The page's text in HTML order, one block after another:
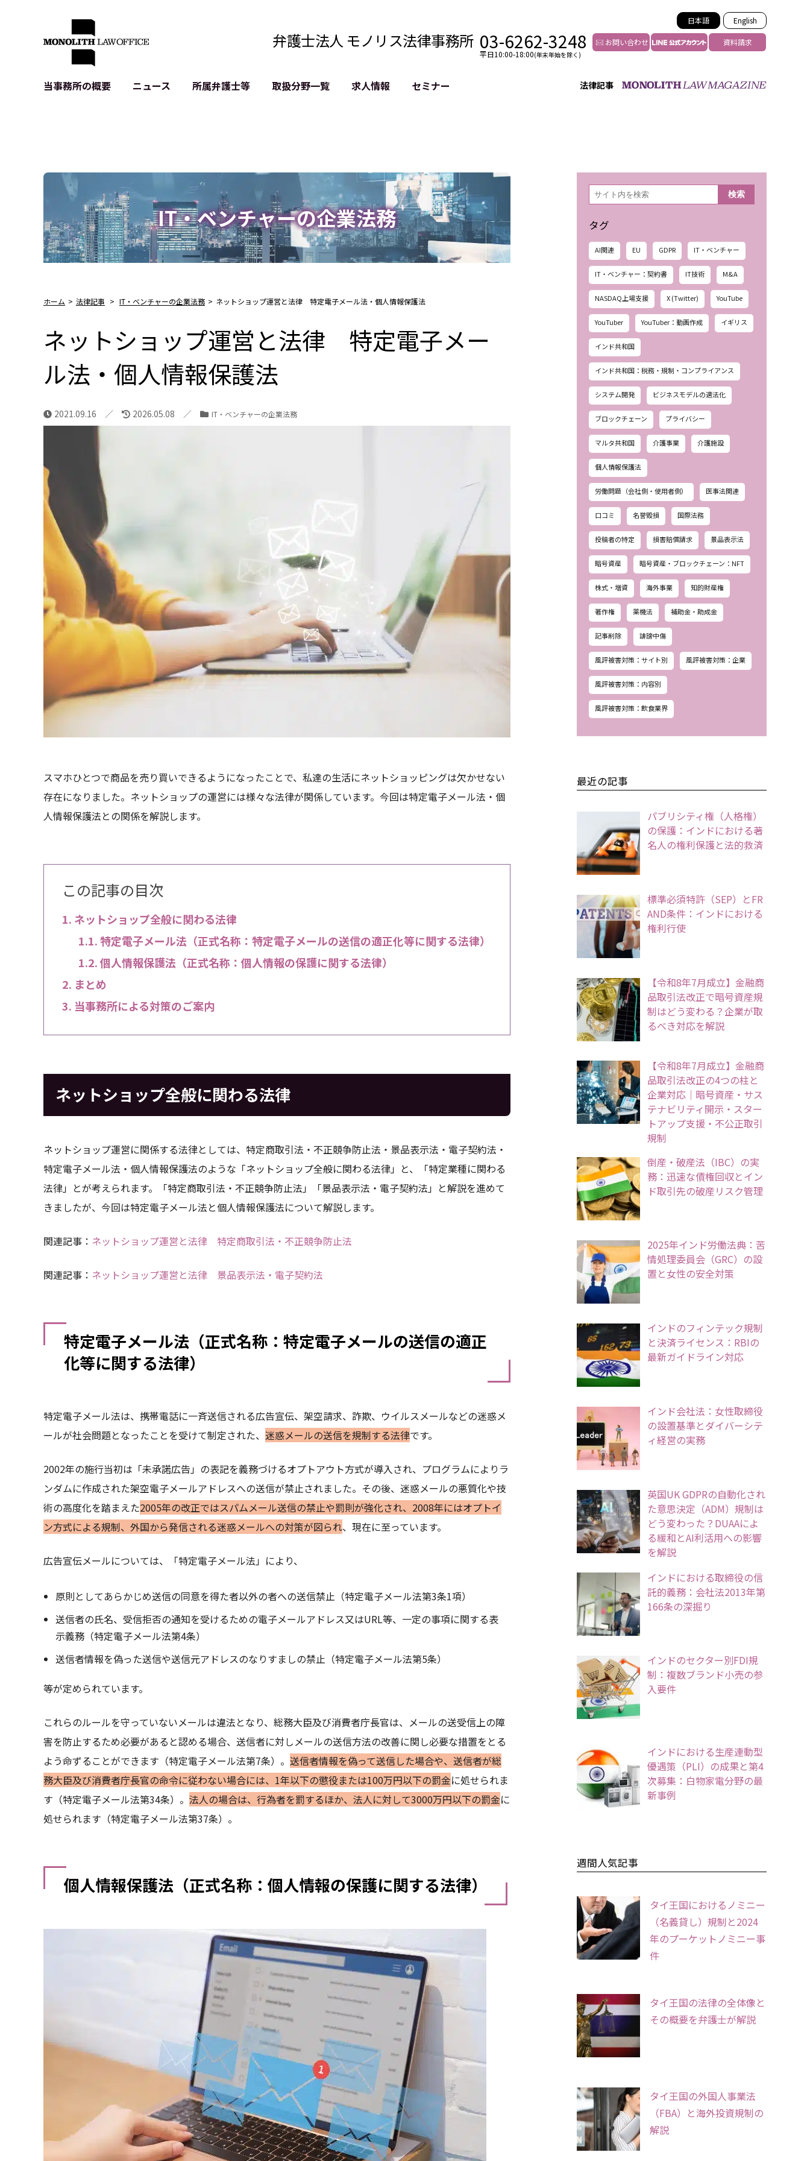
日本語 English
弁護士法人 モノリス法律事務所 03-6262-3248
平日10:00-18:00(年末年始を除く)
お問い合わせ 資料請求
法律記事
当事務所の概要
アクセス
ニュース 所属弁護士等 取扱分野一覧
IPO（上場）支援
生成AI関連法務
記事・LPの薬機法等チェック
D2C等の不正転売対策
サイバー犯罪の刑事告訴等
GDPR対応支援
リスティング汚染の削除対策
過去の芸能等活動の削除
YouTube等SNSのM&A
求人情報 セミナー
IT・ベンチャーの企業法務
ホーム > 法律記事 > IT・ベンチャーの企業法務 > ネットショップ運営と法律 特定電子メール法・個人情報保護法
ネットショップ運営と法律 特定電子メー
ル法・個人情報保護法
2021.09.16 2026.05.08 IT・ベンチャーの企業法務
スマホひとつで商品を売り買いできるようになったことで、私達の生活にネットショッピングは欠かせない
存在になりました。ネットショップの運営には様々な法律が関係しています。今回は特定電子メール法・個
人情報保護法との関係を解説します。
この記事の目次
ネットショップ全般に関わる法律
特定電子メール法（正式名称：特定電子メールの送信の適正化等に関する法律）
個人情報保護法（正式名称：個人情報の保護に関する法律）
まとめ
当事務所による対策のご案内
ネットショップ全般に関わる法律
ネットショップ運営に関係する法律としては、特定商取引法・不正競争防止法・景品表示法・電子契約法・
特定電子メール法・個人情報保護法のような「ネットショップ全般に関わる法律」と、「特定業種に関わる
法律」とが考えられます。「特定商取引法・不正競争防止法」「景品表示法・電子契約法」と解説を進めて
きましたが、今回は特定電子メール法と個人情報保護法について解説します。
関連記事： ネットショップ運営と法律 特定商取引法・不正競争防止法
関連記事： ネットショップ運営と法律 景品表示法・電子契約法
特定電子メール法（正式名称：特定電子メールの送信の適正
化等に関する法律）
特定電子メール法は、携帯電話に一斉送信される広告宣伝、架空請求、詐欺、ウイルスメールなどの迷惑メ
ールが社会問題となったことを受けて制定された、 迷惑メールの送信を規制する法律です。
2002年の施行当初は「未承諾広告」の表記を義務づけるオプトアウト方式が導入され、プログラムによりラ
ンダムに作成された架空電子メールアドレスへの送信が禁止されました。その後、迷惑メールの悪質化や技
術の高度化を踏まえた2005年の改正ではスパムメール送信の禁止や罰則が強化され、2008年にはオプトイ
ン方式による規制、外国から発信される迷惑メールへの対策が図られ、現在に至っています。
広告宣伝メールについては、「特定電子メール法」により、
原則としてあらかじめ送信の同意を得た者以外の者への送信禁止（特定電子メール法第3条1項）
送信者の氏名、受信拒否の通知を受けるための電子メールアドレス又はURL等、一定の事項に関する表
示義務（特定電子メール法第4条）
送信者情報を偽った送信や送信元アドレスのなりすましの禁止（特定電子メール法第5条）
等が定められています。
これらのルールを守っていないメールは違法となり、総務大臣及び消費者庁長官は、メールの送受信上の障
害を防止するため必要があると認める場合、送信者に対しメールの送信方法の改善に関し必要な措置をとる
よう命ずることができます（特定電子メール法第7条）。 送信者情報を偽って送信した場合や、送信者が総
務大臣及び消費者庁長官の命令に従わない場合には、1年以下の懲役または100万円以下の罰金に処せられま
す（特定電子メール法第34条）。 法人の場合は、行為者を罰するほか、法人に対して3000万円以下の罰金に
処せられます（特定電子メール法第37条）。
個人情報保護法（正式名称：個人情報の保護に関する法律）
検
索 検索
タグ
AI関連 EU GDPR IT・ベンチャー
IT・ベンチャー：契約書 IT技術 M&A
NASDAQ上場支援 X (Twitter) YouTube
YouTuber YouTuber：動画作成 イギリス
インド共和国
インド共和国：税務・規制・コンプライアンス
システム開発 ビジネスモデルの適法化
ブロックチェーン プライバシー
マルタ共和国 介護事業 介護施設
個人情報保護法
労働問題（会社側・使用者側） 医事法関連
口コミ 名誉毀損 国際法務
投稿者の特定 損害賠償請求 景品表示法
暗号資産 暗号資産・ブロックチェーン：NFT
株式・増資 海外事業 知的財産権
著作権 薬機法 補助金・助成金
記事削除 誹謗中傷
風評被害対策：サイト別 風評被害対策：企業
風評被害対策：内容別
風評被害対策：飲食業界
最近の記事
パブリシティ権（人格権）
の保護：インドにおける著
名人の権利保護と法的救済
標準必須特許（SEP）とFR
AND条件：インドにおける
権利行使
【令和8年7月成立】金融商
品取引法改正で暗号資産規
制はどう変わる？企業が取
るべき対応を解説
【令和8年7月成立】金融商
品取引法改正の4つの柱と
企業対応｜暗号資産・サス
テナビリティ開示・スター
トアップ支援・不公正取引
規制
倒産・破産法（IBC）の実
務：迅速な債権回収とイン
ド取引先の破産リスク管理
2025年インド労働法典：苦
情処理委員会（GRC）の設
置と女性の安全対策
インドのフィンテック規制
と決済ライセンス：RBIの
最新ガイドライン対応
インド会社法：女性取締役
の設置基準とダイバーシテ
ィ経営の実務
英国UK GDPRの自動化され
た意思決定（ADM）規制は
どう変わった？DUAAによ
る緩和とAI利活用への影響
を解説
インドにおける取締役の信
託的義務：会社法2013年第
166条の深掘り
インドのセクター別FDI規
制：複数ブランド小売の参
入要件
インドにおける生産連動型
優遇策（PLI）の成果と第4
次募集：白物家電分野の最
新事例
週間人気記事
タイ王国におけるノミニー
（名義貸し）規制と2024
年のプーケットノミニー事
件
タイ王国の法律の全体像と
その概要を弁護士が解説
タイ王国の外国人事業法
（FBA）と海外投資規制の
解説